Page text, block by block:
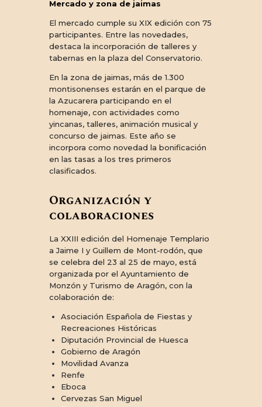
Mercado y zona de jaimas
El mercado cumple su XIX edición con 75
participantes. Entre las novedades,
destaca la incorporación de talleres y
tabernas en la plaza del Conservatorio.
En la zona de jaimas, más de 1.300
montisonenses estarán en el parque de
la Azucarera participando en el
homenaje, con actividades como
yincanas, talleres, animación musical y
concurso de jaimas. Este año se
incorpora como novedad la bonificación
en las tasas a los tres primeros
clasificados.
Organización y
colaboraciones
La XXIII edición del Homenaje Templario
a Jaime I y Guillem de Mont-rodón, que
se celebra del 23 al 25 de mayo, está
organizada por el Ayuntamiento de
Monzón y Turismo de Aragón, con la
colaboración de:
Asociación Española de Fiestas y
Recreaciones Históricas
Diputación Provincial de Huesca
Gobierno de Aragón
Movilidad Avanza
Renfe
Eboca
Cervezas San Miguel